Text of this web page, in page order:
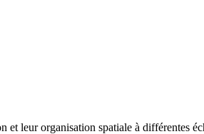
leur organisation spatiale à différentes